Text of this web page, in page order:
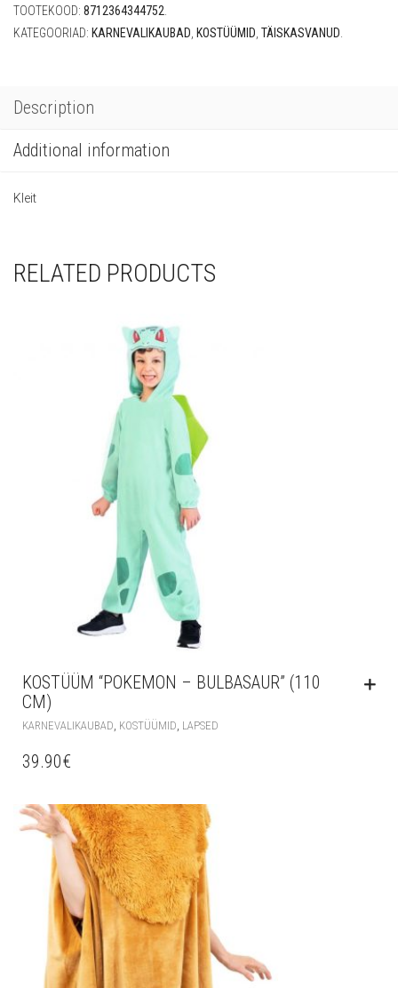
TOOTEKOOD: 8712364344752
KATEGOORIAD: KARNEVALIKAUBAD KOSTÜÜMID TÄISKASVANUD
Description
Additional information
Kleit
RELATED PRODUCTS
KOSTÜÜM “POKEMON – BULBASAUR” (110
CM)
KARNEVALIKAUBAD, KOSTÜÜMID, LAPSED
39.90€